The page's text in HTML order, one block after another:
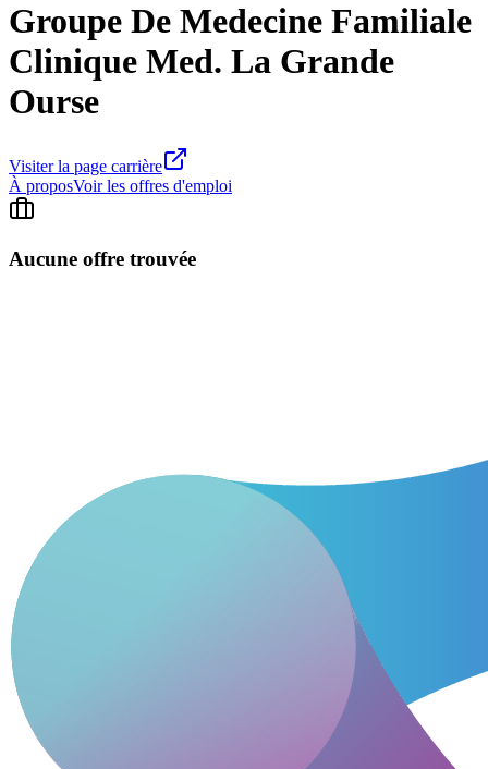
Groupe De Medecine Familiale
Clinique Med. La Grande
Ourse
Visiter la page carrière
À proposVoir les offres d'emploi
Aucune offre trouvée